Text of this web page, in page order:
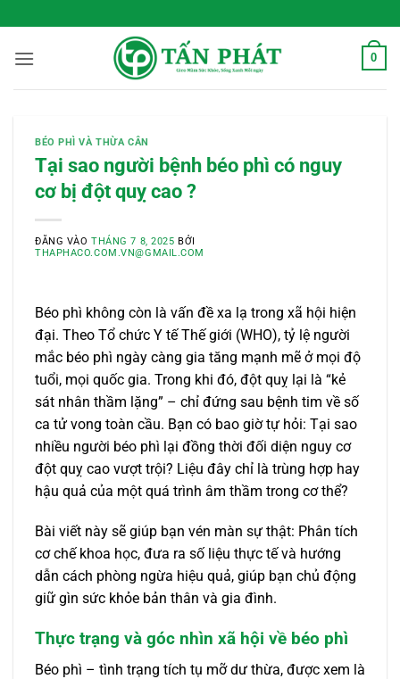
qua
nội
0
BÉO PHÌ VÀ THỪA CÂN
Tại sao người bệnh béo phì có nguy
cơ bị đột quỵ cao ?
ĐĂNG VÀOTHÁNG 7 8, 2025 BỞI
THAPHACO.COM.VN@GMAIL.COM
Béo phì không còn là vấn đề xa lạ trong xã hội hiện
đại. Theo Tổ chức Y tế Thế giới (WHO), tỷ lệ người
mắc béo phì ngày càng gia tăng mạnh mẽ ở mọi độ
tuổi, mọi quốc gia. Trong khi đó, đột quỵ lại là “kẻ
sát nhân thầm lặng” – chỉ đứng sau bệnh tim về số
ca tử vong toàn cầu. Bạn có bao giờ tự hỏi: Tại sao
nhiều người béo phì lại đồng thời đối diện nguy cơ
đột quỵ cao vượt trội? Liệu đây chỉ là trùng hợp hay
hậu quả của một quá trình âm thầm trong cơ thể?
Bài viết này sẽ giúp bạn vén màn sự thật: Phân tích
cơ chế khoa học, đưa ra số liệu thực tế và hướng
dẫn cách phòng ngừa hiệu quả, giúp bạn chủ động
giữ gìn sức khỏe bản thân và gia đình.
Thực trạng và góc nhìn xã hội về béo phì
Béo phì – tình trạng tích tụ mỡ dư thừa, được xem là